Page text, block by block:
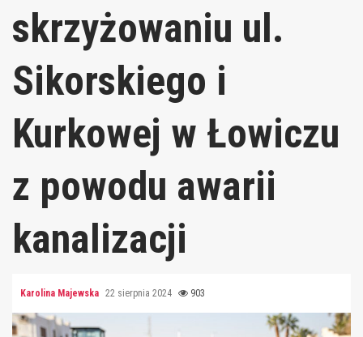
skrzyżowaniu ul.
Sikorskiego i
Kurkowej w Łowiczu
z powodu awarii
kanalizacji
Karolina Majewska 22 sierpnia 2024 903